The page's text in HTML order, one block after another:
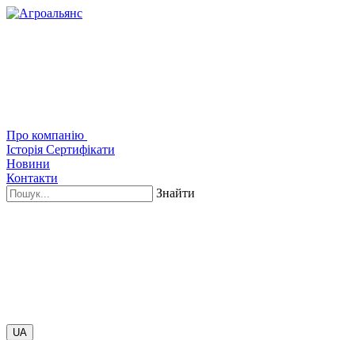
Про компанію
Історія Сертифікати
Новини
Контакти
Знайти
UA